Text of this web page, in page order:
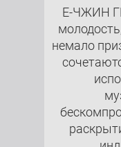
Е-ЧЖИН
немало